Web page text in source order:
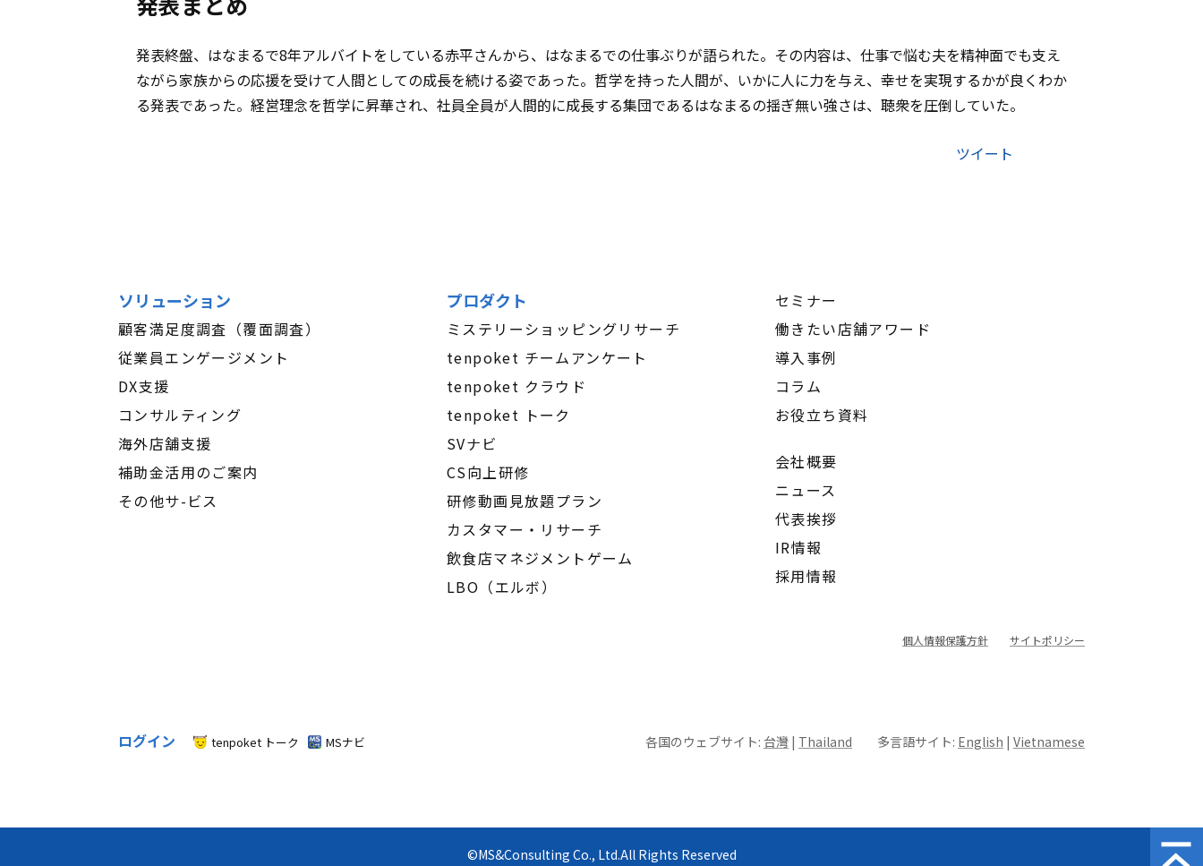
発表終盤、はなまるで8年アルバイトをしている赤平さんから、はなまるでの仕事ぶりが語られた。その内容は、仕事で悩む夫を精神面でも支え
ながら家族からの応援を受けて人間としての成長を続ける姿であった。哲学を持った人間が、いかに人に力を与え、幸せを実現するかが良くわか
る発表であった。経営理念を哲学に昇華され、社員全員が人間的に成長する集団であるはなまるの揺ぎ無い強さは、聴衆を圧倒していた。
ツイート
ソリューション
顧客満足度調査（覆面調査）
従業員エンゲージメント
DX支援
コンサルティング
海外店舗支援
補助金活用のご案内
その他サ-ビス
プロダクト
ミステリーショッピングリサーチ
tenpoket チームアンケート
tenpoket クラウド
tenpoket トーク
SVナビ
CS向上研修
研修動画見放題プラン
カスタマー・リサーチ
飲食店マネジメントゲーム
LBO（エルボ）
セミナー
働きたい店舗アワード
導入事例
コラム
お役立ち資料
会社概要
ニュース
代表挨拶
IR情報
採用情報
個人情報保護方針 サイトポリシー
ログイン tenpoket トーク MSナビ 各国のウェブサイト: 台灣 | Thailand 多言語サイト: English | Vietnamese
©MS&Consulting Co., Ltd.All Rights Reserved